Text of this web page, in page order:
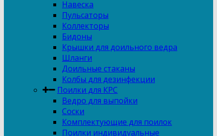
Навеска
Пульсаторы
Коллекторы
Бидоны
Крышки для доильного ведра
Шланги
Доильные стаканы
Колбы для дезинфекции
Поилки для КРС
Ведро для выпойки
Соски
Комплектующие для поилок
Поилки индивидуальные